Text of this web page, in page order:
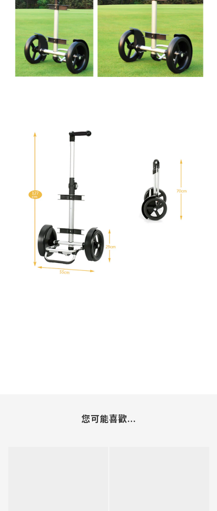
您可能喜歡...